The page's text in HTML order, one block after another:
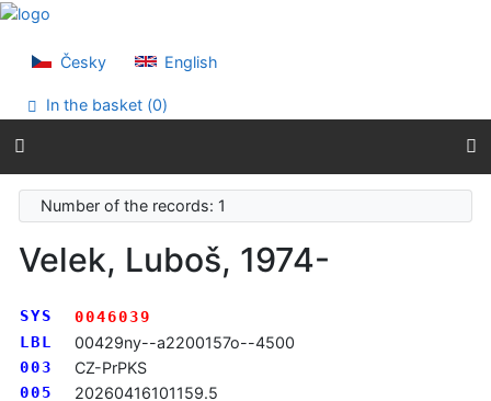
Go to content
Accessibility declaration
Česky English
In the basket (0)
Number of the records: 1
Velek, Luboš, 1974-
SYS
0046039
LBL
00429ny--a2200157o--4500
003 CZ-PrPKS
005 20260416101159.5